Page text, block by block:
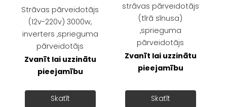
Strāvas pārveidotājs
(12v-220v) 3000w,
inverters ,sprieguma
pārveidotājs
Zvanīt lai uzzinātu
pieejamību
Skatīt
strāvas pārveidotājs
(tīrā sīnusa)
,sprieguma
pārveidotājs
Zvanīt lai uzzinātu
pieejamību
Skatīt